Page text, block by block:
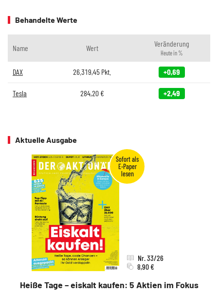
Behandelte Werte
Name Wert Veränderung
Heute in %
DAX 26.319,45 Pkt. +0,69
Tesla 284,20€ +2,49
Aktuelle Ausgabe
Heiße Tage – eiskalt kaufen: 5 Aktien im Fokus
Nr. 33/26
8,90 €